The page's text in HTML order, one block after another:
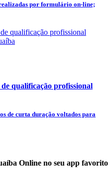
por formulário on-line;
qualificação profissional
de curta duração voltados para
Online no seu app favorito